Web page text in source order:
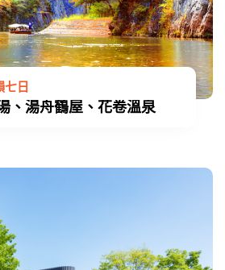
七日
、湯舟鶴屋、花卷溫泉